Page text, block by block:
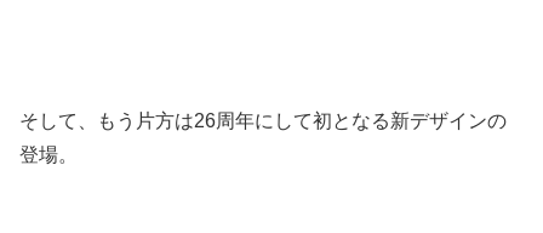
そして、もう片方は26周年にして初となる新デザインの
登場。